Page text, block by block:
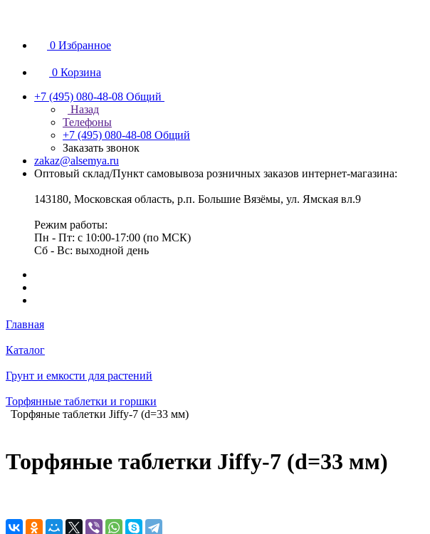
0 Избранное
0 Корзина
+7 (495) 080-48-08 Общий
Назад
Телефоны
+7 (495) 080-48-08 Общий
Заказать звонок
zakaz@alsemya.ru
Оптовый склад/Пункт самовывоза розничных заказов интернет-магазина:
143180, Московская область, р.п. Большие Вязёмы, ул. Ямская вл.9
Режим работы:
Пн - Пт: с 10:00-17:00 (по МСК)
Сб - Вс: выходной день
Главная
Каталог
Грунт и емкости для растений
Торфянные таблетки и горшки
Торфяные таблетки Jiffy-7 (d=33 мм)
Торфяные таблетки Jiffy-7 (d=33 мм)